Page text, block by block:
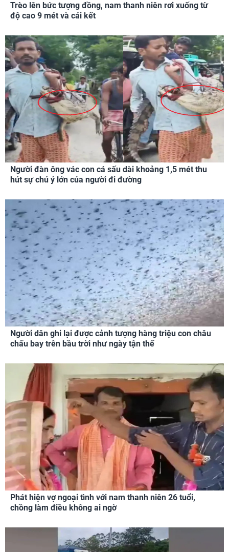
Trèo lên bức tượng đồng, nam thanh niên rơi xuống từ
độ cao 9 mét và cái kết
Người đàn ông vác con cá sấu dài khoảng 1,5 mét thu
hút sự chú ý lớn của người đi đường
Người dân ghi lại được cảnh tượng hàng triệu con châu
chấu bay trên bầu trời như ngày tận thế
Phát hiện vợ ngoại tình với nam thanh niên 26 tuổi,
chồng làm điều không ai ngờ